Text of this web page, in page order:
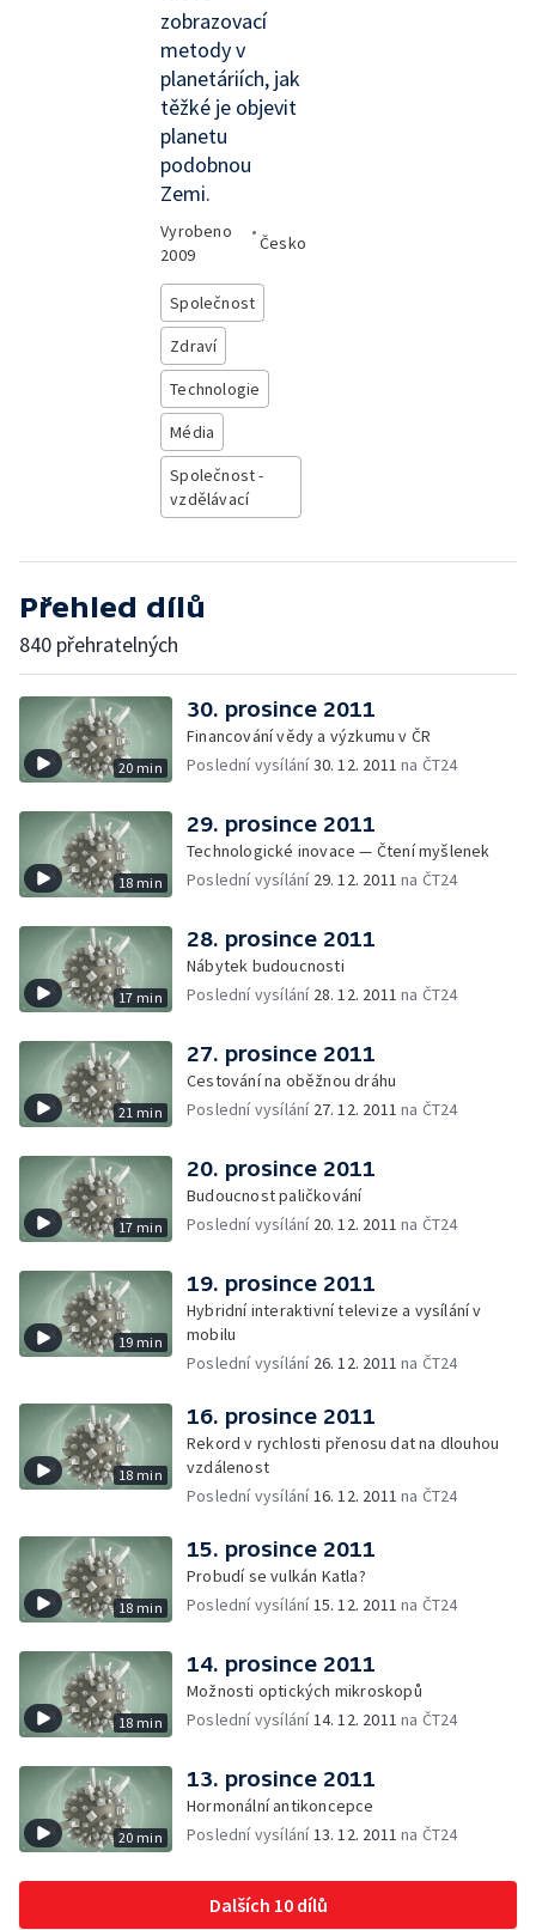
zobrazovací
metody v
planetáriích, jak
těžké je objevit
planetu
podobnou
Zemi.
Vyrobeno
2009
•
Česko
Společnost
Zdraví
Technologie
Média
Společnost -
vzdělávací
Přehled dílů
840 přehratelných
20 min
30. prosince 2011
Financování vědy a výzkumu v ČR
Poslední vysílání30. 12. 2011 na ČT24
18 min
29. prosince 2011
Technologické inovace — Čtení myšlenek
Poslední vysílání 29. 12. 2011 na ČT24
17 min
28. prosince 2011
Nábytek budoucnosti
Poslední vysílání 28. 12. 2011 na ČT24
21 min
27. prosince 2011
Cestování na oběžnou dráhu
Poslední vysílání 27. 12. 2011 na ČT24
17 min
20. prosince 2011
Budoucnost paličkování
Poslední vysílání 20. 12. 2011 na ČT24
19 min
19. prosince 2011
Hybridní interaktivní televize a vysílání v
mobilu
Poslední vysílání 26. 12. 2011 na ČT24
18 min
16. prosince 2011
Rekord v rychlosti přenosu dat na dlouhou
vzdálenost
Poslední vysílání16. 12. 2011 na ČT24
18 min
15. prosince 2011
Probudí se vulkán Katla?
Poslední vysílání15. 12. 2011 na ČT24
18 min
14. prosince 2011
Možnosti optických mikroskopů
Poslední vysílání14. 12. 2011 na ČT24
20 min
13. prosince 2011
Hormonální antikoncepce
Poslední vysílání13. 12. 2011 na ČT24
Dalších 10 dílů